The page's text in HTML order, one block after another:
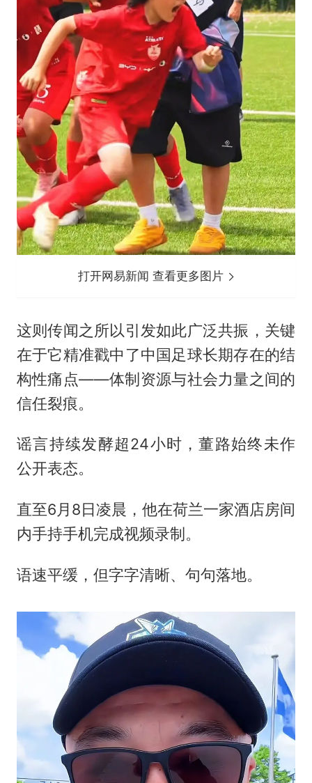
打开网易新闻 查看更多图片
这则传闻之所以引发如此广泛共振，关键
在于它精准戳中了中国足球长期存在的结
构性痛点——体制资源与社会力量之间的
信任裂痕。
谣言持续发酵超24小时，董路始终未作
公开表态。
直至6月8日凌晨，他在荷兰一家酒店房间
内手持手机完成视频录制。
语速平缓，但字字清晰、句句落地。